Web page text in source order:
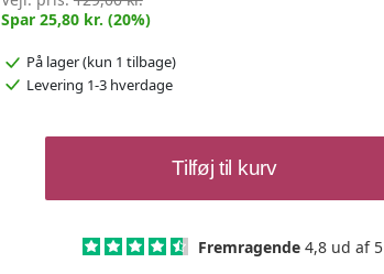
Spar 25,80 kr. (20%)
På lager(kun 1 tilbage)
Levering 1-3 hverdage
Tilføj til kurv
Fremragende4,8 ud af 5